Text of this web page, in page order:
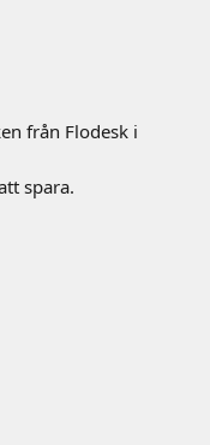
från Flodesk i
spara.